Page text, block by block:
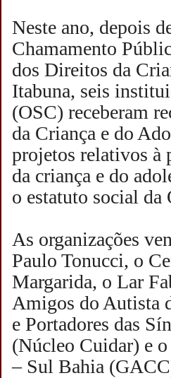
Neste ano, depois
Chamamento
dos Direitos da
Itabuna, seis
(OSC) receberam
da Criança e do
projetos relativos à
da criança e do
o estatuto social da
As organizações
Paulo Tonucci, o
Margarida, o Lar
Amigos do Autista
e Portadores das
(Núcleo Cuidar) e
– Sul Bahia